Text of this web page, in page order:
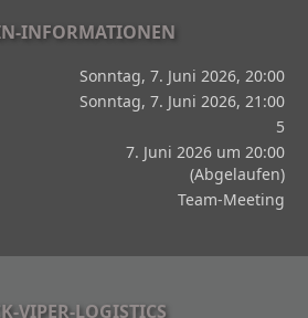
INFORMATIONEN
Sonntag, 7. Juni 2026, 20:00
Sonntag, 7. Juni 2026, 21:00
5
7. Juni 2026 um 20:00
(Abgelaufen)
Team-Meeting
VIPER-LOGISTICS